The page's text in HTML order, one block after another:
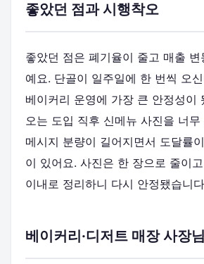
좋았던 점과 시행착오
좋았던 점은 폐기율이 줄고 매출 변
예요. 단골이 일주일에 한 번씩 오
베이커리 운영에 가장 큰 안정성이
오는 도입 직후 신메뉴 사진을 너
메시지 분량이 길어지면서 도달률
이 있어요. 사진은 한 장으로 줄이
이내로 정리하니 다시 안정됐습니
베이커리·디저트 매장 사장